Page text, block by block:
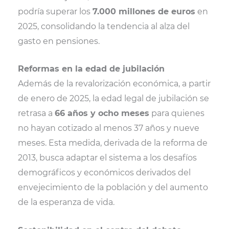
podría superar los 7.000 millones de euros en
2025, consolidando la tendencia al alza del
gasto en pensiones.
Reformas en la edad de jubilación
Además de la revalorización económica, a partir
de enero de 2025, la edad legal de jubilación se
retrasa a 66 años y ocho meses para quienes
no hayan cotizado al menos 37 años y nueve
meses. Esta medida, derivada de la reforma de
2013, busca adaptar el sistema a los desafíos
demográficos y económicos derivados del
envejecimiento de la población y del aumento
de la esperanza de vida.